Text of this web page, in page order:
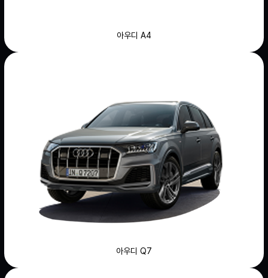
아우디 A4
아우디 Q7